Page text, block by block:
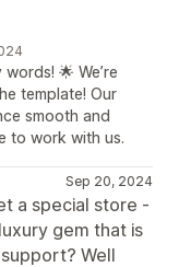
🌟 We’re
template! Our
smooth and
to work with us.
Sep 20, 2024
a special store -
gem that is
Well